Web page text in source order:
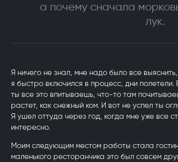
а почему сначала
лук.
Я ничего не знал, мне надо было все
я быстро включился в процесс, дни
ты все это впитываешь, что-то там
растет, как снежный ком. И вот не успел ты
Я ушел оттуда через год, когда мне уже все
интересно.
Моим следующим местом работы стала
маленького ресторанчика это был совсем